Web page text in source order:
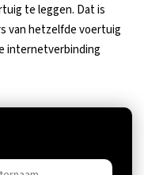
te leggen. Dat is
van hetzelfde voertuig
internetverbinding